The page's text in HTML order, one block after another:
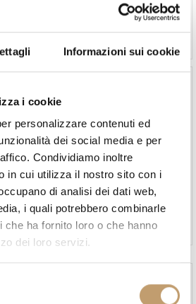
Informazioni sui cookie
i cookie
personalizzare contenuti ed
dei social media e per
Condividiamo inoltre
in cui utilizza il nostro sito con i
di analisi dei dati web,
i quali potrebbero combinarle
che ha fornito loro o che hanno
dei loro servizi.
Hocker Adam - Ozzio Italia
Ozzio Italia
Hocker Alida - Ozzio Italia
Ab€1.062